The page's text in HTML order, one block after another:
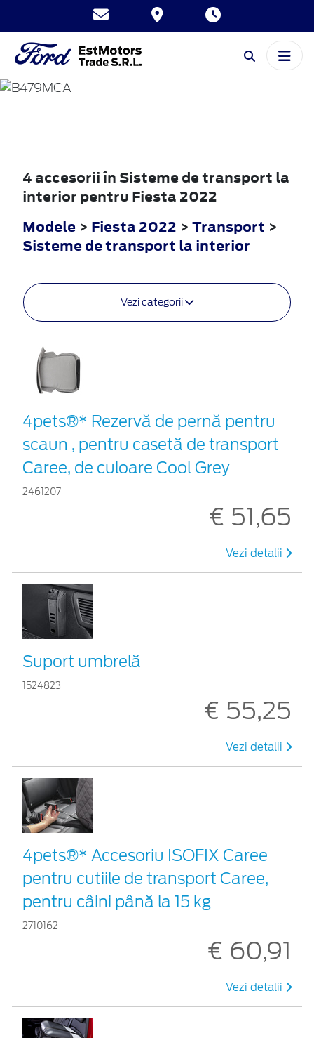
FIESTA
4 accesorii în Sisteme de transport la
interior pentru Fiesta 2022
Modele > Fiesta 2022 > Transport >
Sisteme de transport la interior
Vezi categorii
4pets®* Rezervă de pernă pentru
scaun , pentru casetă de transport
Caree, de culoare Cool Grey
2461207
€ 51,65
Vezi detalii
Suport umbrelă
1524823
€ 55,25
Vezi detalii
4pets®* Accesoriu ISOFIX Caree
pentru cutiile de transport Caree,
pentru câini până la 15 kg
2710162
€ 60,91
Vezi detalii